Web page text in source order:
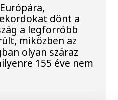
dönt a
a legforróbb
miközben az
olyan száraz
155 éve nem